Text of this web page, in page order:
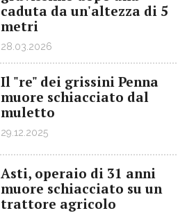
caduta da un'altezza di 5
metri
28.03.2026
Il "re" dei grissini Penna
muore schiacciato dal
muletto
29.12.2025
Asti, operaio di 31 anni
muore schiacciato su un
trattore agricolo